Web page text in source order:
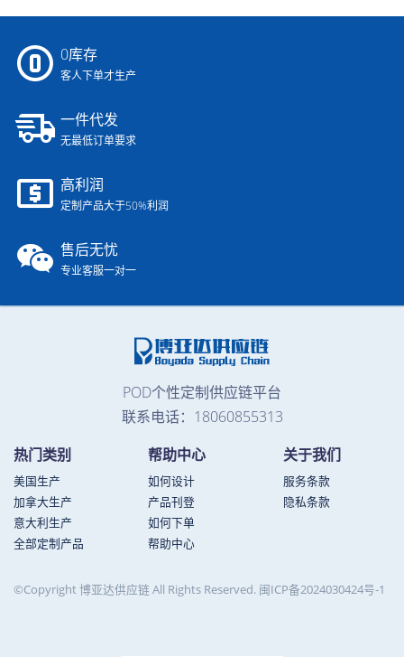
0库存
客人下单才生产
一件代发
无最低订单要求
高利润
定制产品大于50%利润
售后无忧
专业客服一对一
POD个性定制供应链平台
联系电话：18060855313
热门类别
美国生产
加拿大生产
意大利生产
全部定制产品
帮助中心
如何设计
产品刊登
如何下单
帮助中心
关于我们
服务条款
隐私条款
©Copyright 博亚达供应链 All Rights Reserved. 闽ICP备2024030424号-1